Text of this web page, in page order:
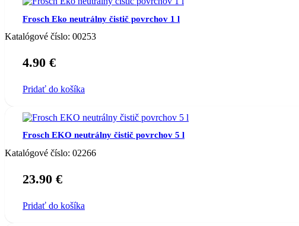
Frosch Eko neutrálny čistič povrchov 1 l
Katalógové číslo: 00253
4.90 €
Pridať do košíka
Frosch EKO neutrálny čistič povrchov 5 l
Katalógové číslo: 02266
23.90 €
Pridať do košíka